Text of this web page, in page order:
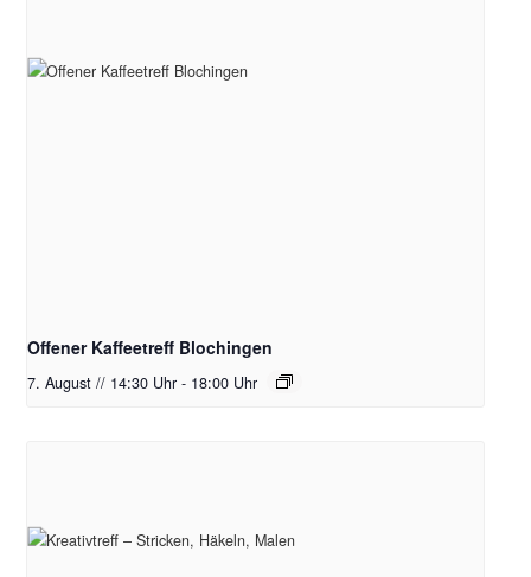
Offener Kaffeetreff Blochingen
7. August // 14:30 Uhr - 18:00 Uhr